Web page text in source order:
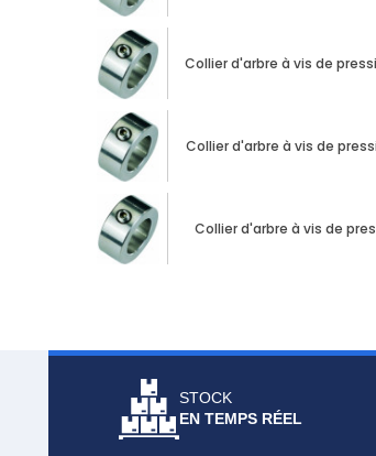
Collier d'arbre à vis de
Collier d'arbre à vis de
Collier d'arbre à vis de
STOCK
EN TEMPS RÉEL